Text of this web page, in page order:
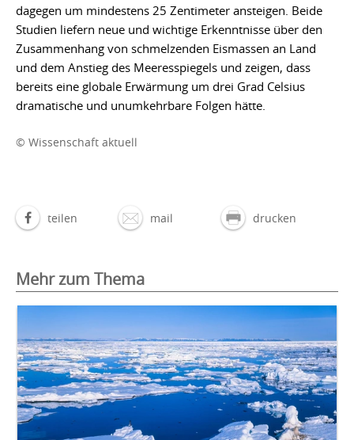
dagegen um mindestens 25 Zentimeter ansteigen. Beide
Studien liefern neue und wichtige Erkenntnisse über den
Zusammenhang von schmelzenden Eismassen an Land
und dem Anstieg des Meeresspiegels und zeigen, dass
bereits eine globale Erwärmung um drei Grad Celsius
dramatische und unumkehrbare Folgen hätte.
© Wissenschaft aktuell
teilen mail drucken
Mehr zum Thema